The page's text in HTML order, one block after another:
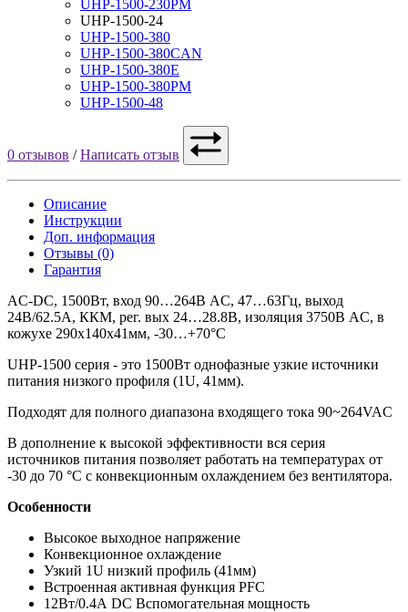
UHP-1500-230PM
UHP-1500-24
UHP-1500-380
UHP-1500-380CAN
UHP-1500-380E
UHP-1500-380PM
UHP-1500-48
0 отзывов /Написать отзыв
Описание
Инструкции
Доп. информация
Отзывы (0)
Гарантия
AC-DC, 1500Вт, вход 90…264В AC, 47…63Гц, выход
24В/62.5A, ККМ, рег. вых 24…28.8В, изоляция 3750В AC, в
кожухе 290х140х41мм, -30…+70°С
UHP-1500 серия - это 1500Вт однофазные узкие источники
питания низкого профиля (1U, 41мм).
Подходят для полного диапазона входящего тока 90~264VAC
В дополнение к высокой эффективности вся серия
источников питания позволяет работать на температурах от
-30 до 70 °C с конвекционным охлаждением без вентилятора.
Особенности
Высокое выходное напряжение
Конвекционное охлаждение
Узкий 1U низкий профиль (41мм)
Встроенная активная функция PFC
12Вт/0.4А DC Вспомогательная мощность